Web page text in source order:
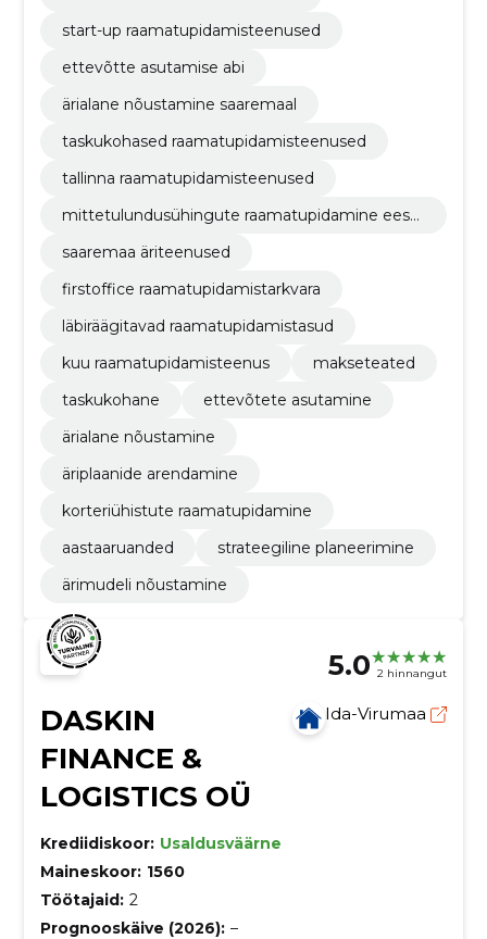
start-up raamatupidamisteenused
ettevõtte asutamise abi
ärialane nõustamine saaremaal
taskukohased raamatupidamisteenused
tallinna raamatupidamisteenused
mittetulundusühingute raamatupidamine eesti
saaremaa äriteenused
firstoffice raamatupidamistarkvara
läbiräägitavad raamatupidamistasud
kuu raamatupidamisteenus
makseteated
taskukohane
ettevõtete asutamine
ärialane nõustamine
äriplaanide arendamine
korteriühistute raamatupidamine
aastaaruanded
strateegiline planeerimine
ärimudeli nõustamine
5.0 2 hinnangut
DASKIN
FINANCE &
LOGISTICS OÜ
Ida-Virumaa
Krediidiskoor: Usaldusväärne
Maineskoor: 1560
Töötajaid: 2
Prognooskäive (2026): –